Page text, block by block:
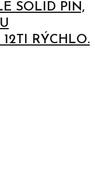
SOLID PIN,
RÝCHLO.